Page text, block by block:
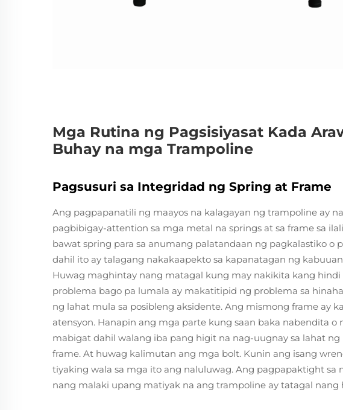
Mga Rutina ng Pagsisiyasat Kada
Buhay na mga Trampoline
Pagsusuri sa Integridad ng Spring at Frame
Ang pagpapanatili ng maayos na kalagayan ng trampoline ay
pagbibigay-attention sa mga metal na springs at sa frame sa
bawat spring para sa anumang palatandaan ng pagkalastiko o
dahil ito ay talagang nakakaapekto sa kapanatagan ng
Huwag maghintay nang matagal kung may nakikita kang
problema bago pa lumala ay makatitipid ng problema sa
ng lahat mula sa posibleng aksidente. Ang mismong frame ay
atensyon. Hanapin ang mga parte kung saan baka nabendita
mabigat dahil walang iba pang higit na nag-uugnay sa lahat
frame. At huwag kalimutan ang mga bolt. Kunin ang isang
tiyaking wala sa mga ito ang naluluwag. Ang pagpapaktight sa
nang malaki upang matiyak na ang trampoline ay tatagal nang